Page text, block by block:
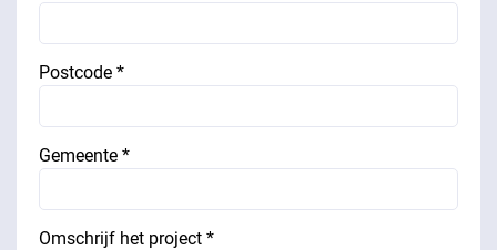
Postcode *
Gemeente *
Omschrijf het project *